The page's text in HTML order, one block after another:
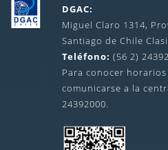
DGAC:
Miguel Claro 1314,
Santiago de Chile
Teléfono: (56 2)
Para conocer
comunicarse a la
24392000.